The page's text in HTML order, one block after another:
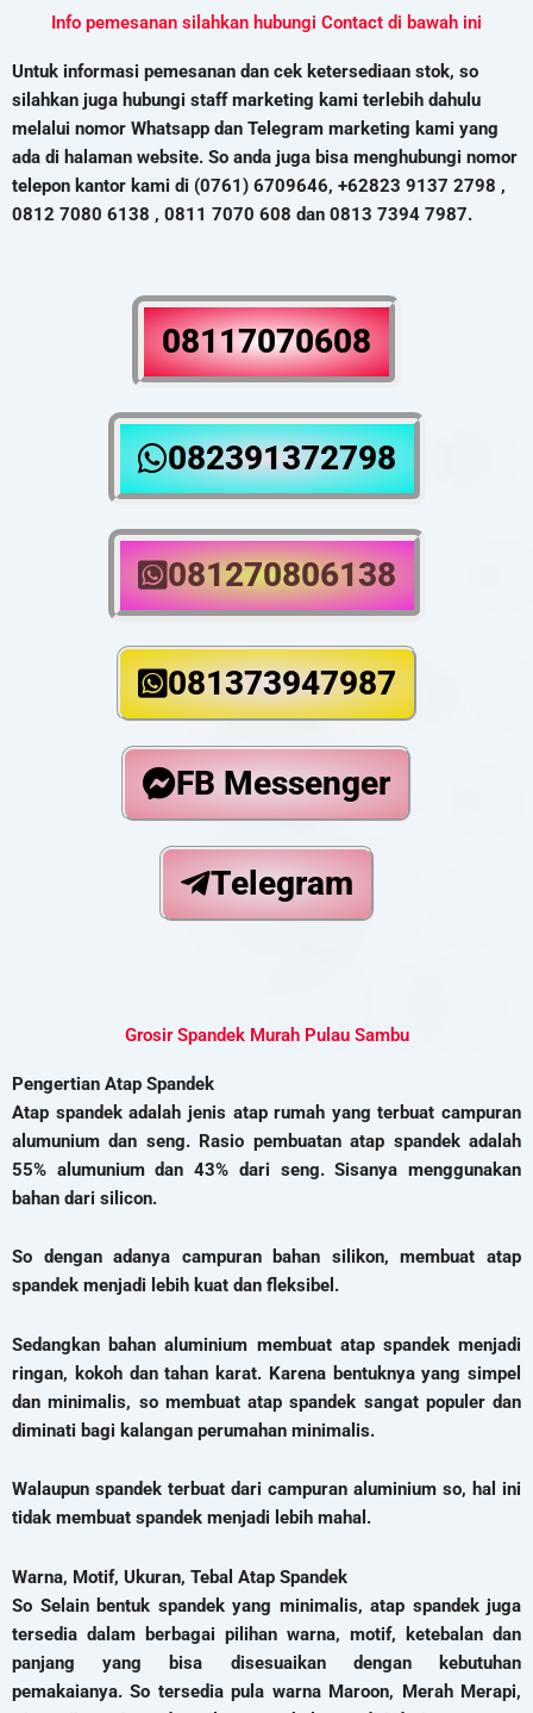
Info pemesanan silahkan hubungi Contact di bawah ini
Untuk informasi pemesanan dan cek ketersediaan stok, so
silahkan juga hubungi staff marketing kami terlebih dahulu
melalui nomor Whatsapp dan Telegram marketing kami yang
ada di halaman website. So anda juga bisa menghubungi nomor
telepon kantor kami di (0761) 6709646, +62823 9137 2798 ,
0812 7080 6138 , 0811 7070 608 dan 0813 7394 7987.
08117070608
082391372798
081270806138
081373947987
FB Messenger
Telegram
Grosir Spandek Murah Pulau Sambu
Pengertian Atap Spandek
Atap spandek adalah jenis atap rumah yang terbuat campuran
alumunium dan seng. Rasio pembuatan atap spandek adalah
55% alumunium dan 43% dari seng. Sisanya menggunakan
bahan dari silicon.
So dengan adanya campuran bahan silikon, membuat atap
spandek menjadi lebih kuat dan fleksibel.
Sedangkan bahan aluminium membuat atap spandek menjadi
ringan, kokoh dan tahan karat. Karena bentuknya yang simpel
dan minimalis, so membuat atap spandek sangat populer dan
diminati bagi kalangan perumahan minimalis.
Walaupun spandek terbuat dari campuran aluminium so, hal ini
tidak membuat spandek menjadi lebih mahal.
Warna, Motif, Ukuran, Tebal Atap Spandek
So Selain bentuk spandek yang minimalis, atap spandek juga
tersedia dalam berbagai pilihan warna, motif, ketebalan dan
panjang yang bisa disesuaikan dengan kebutuhan
pemakaianya. So tersedia pula warna Maroon, Merah Merapi,